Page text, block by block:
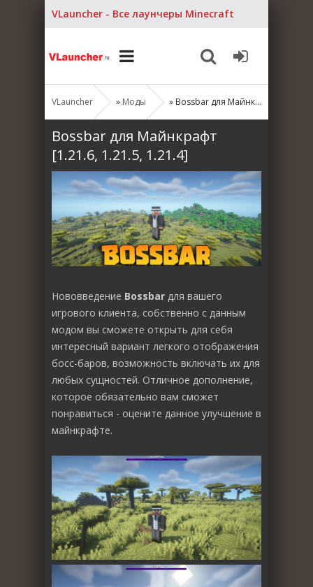
VLauncher - Все лаунчеры Minecraft
VLauncher » Моды » Bossbar для Майнкрафт [1.21.6, 1.21.5, 1.21.4]
Bossbar для Майнкрафт
[1.21.6, 1.21.5, 1.21.4]
Нововведение Bossbar для вашего
игрового клиента, собственно с данным
модом вы сможете открыть для себя
интересный вариант легкого отображения
босс-баров, возможность включать их для
любых сущностей. Отличное дополнение,
которое обязательно вам сможет
понравиться - оцените данное улучшение в
майнкрафте.